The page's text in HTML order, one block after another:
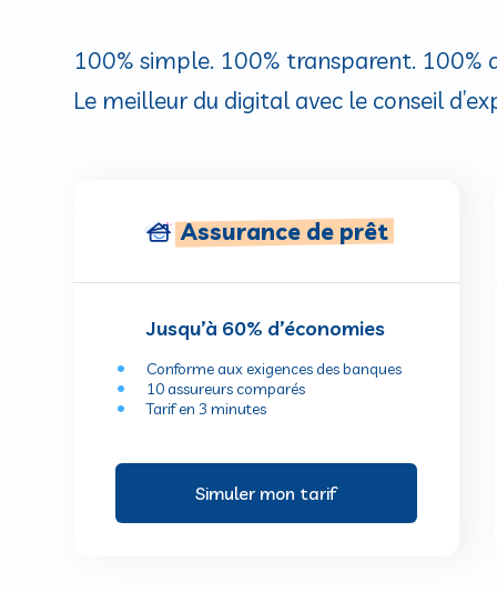
100% simple. 100% transparent. 100%
Le meilleur du digital avec le conseil
Assurance de prêt
Jusqu’à 60% d’économies​
Conforme aux exigences des banques
10 assureurs comparés
Tarif en 3 minutes
Simuler mon tarif